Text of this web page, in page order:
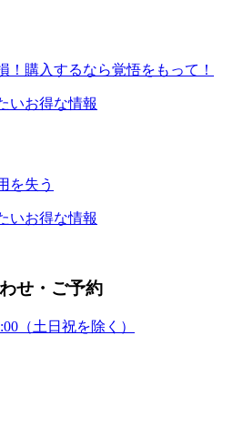
！購入するなら覚悟をもって！
いお得な情報
を失う
いお得な情報
せ・ご予約
（土日祝を除く）